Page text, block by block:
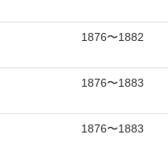
1876〜1882
1876〜1883
1876〜1883